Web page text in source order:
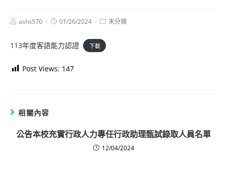
Postashs570
Post01/26/2024
Post未分類
113年度客語能力認證 下載
Post Views: 147
相關內容
公告本校充實行政人力專任行政助理甄試錄取人員名單
12/04/2024